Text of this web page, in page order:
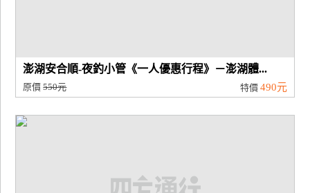
澎湖安合順-夜釣小管《一人優惠行程》－澎湖體...
原價550元 特價 490元